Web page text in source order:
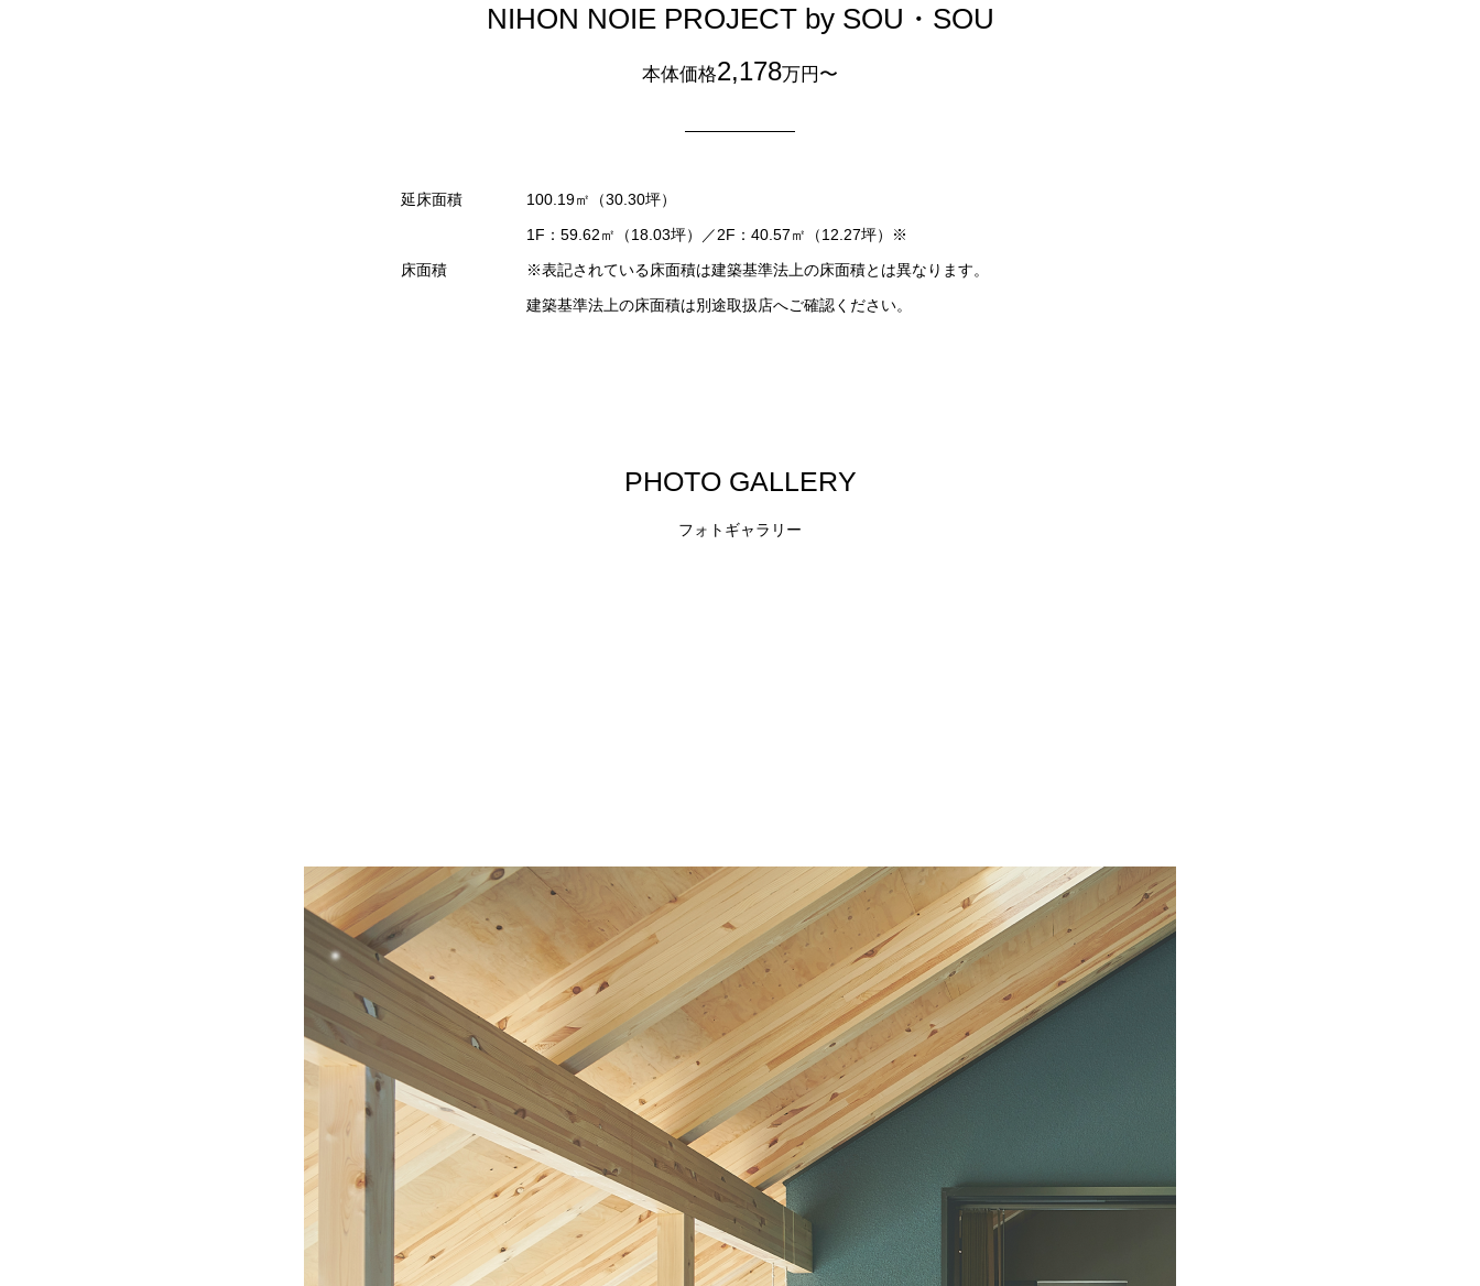
NIHON NOIE PROJECT by SOU・SOU
本体価格2,178万円〜
延床面積 100.19㎡（30.30坪）
床面積
1F：59.62㎡（18.03坪）／2F：40.57㎡（12.27坪）※
※表記されている床面積は建築基準法上の床面積とは異なります。
建築基準法上の床面積は別途取扱店へご確認ください。
PHOTO GALLERY
フォトギャラリー